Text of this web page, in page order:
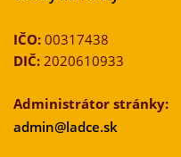
IČO: 00317438
DIČ: 2020610933
Administrátor stránky:
admin@ladce.sk